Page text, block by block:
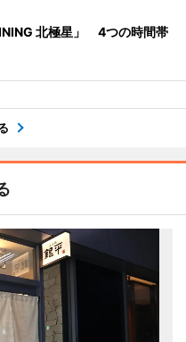
北極星」 4つの時間帯